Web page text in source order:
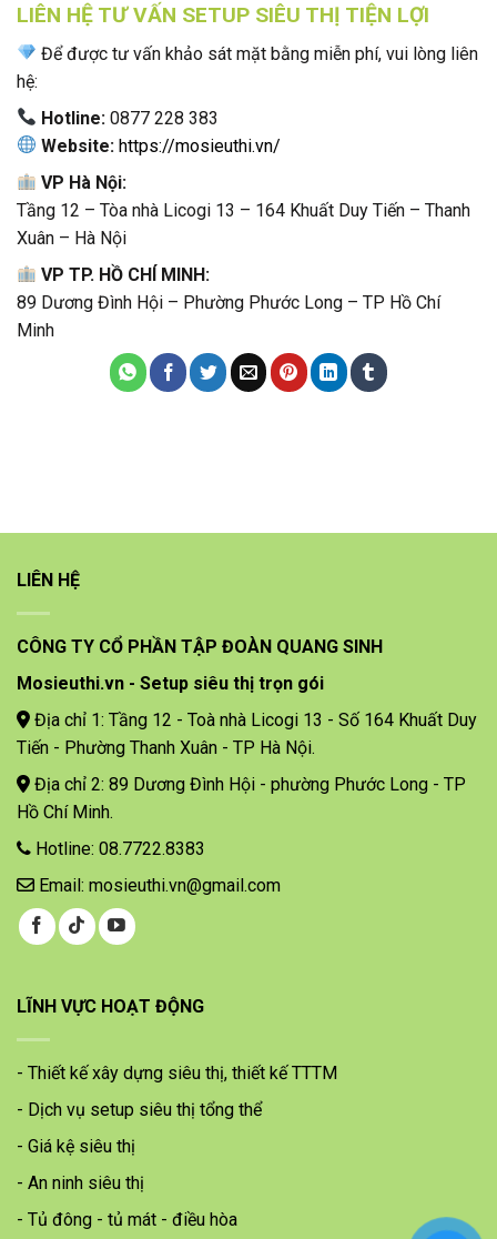
LIÊN HỆ TƯ VẤN SETUP SIÊU THỊ TIỆN LỢI
Để được tư vấn khảo sát mặt bằng miễn phí, vui lòng liên
hệ:
Hotline: 0877 228 383
Website: https://mosieuthi.vn/
VP Hà Nội:
Tầng 12 – Tòa nhà Licogi 13 – 164 Khuất Duy Tiến – Thanh
Xuân – Hà Nội
VP TP. HỒ CHÍ MINH:
89 Dương Đình Hội – Phường Phước Long – TP Hồ Chí
Minh
LIÊN HỆ
CÔNG TY CỔ PHẦN TẬP ĐOÀN QUANG SINH
Mosieuthi.vn - Setup siêu thị trọn gói
Địa chỉ 1: Tầng 12 - Toà nhà Licogi 13 - Số 164 Khuất Duy
Tiến - Phường Thanh Xuân - TP Hà Nội.
Địa chỉ 2: 89 Dương Đình Hội - phường Phước Long - TP
Hồ Chí Minh.
Hotline: 08.7722.8383
Email: mosieuthi.vn@gmail.com
LĨNH VỰC HOẠT ĐỘNG
- Thiết kế xây dựng siêu thị, thiết kế TTTM
- Dịch vụ setup siêu thị tổng thể
- Giá kệ siêu thị
- An ninh siêu thị
- Tủ đông - tủ mát - điều hòa